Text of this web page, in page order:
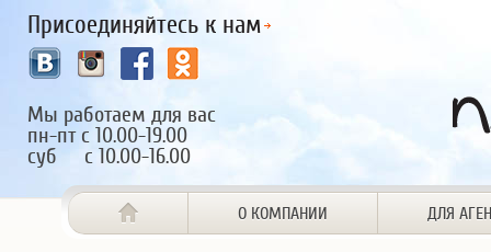
Присоединяйтесь к нам
Мы работаем для вас
пн-пт с 10.00-19.00
суб с 10.00-16.00
О КОМПАНИИ ДЛЯ